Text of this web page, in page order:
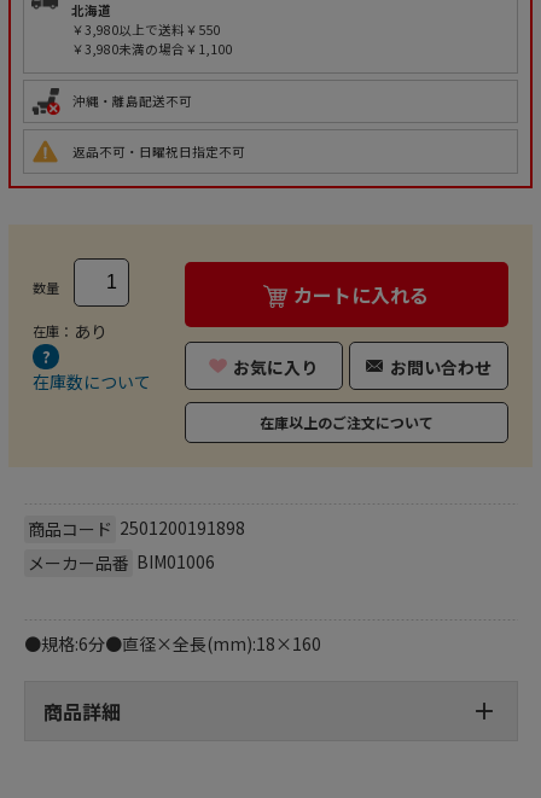
北海道
￥3,980以上で送料￥550
￥3,980未満の場合￥1,100
沖縄・離島配送不可
返品不可・日曜祝日指定不可
数量
在庫： あり
在庫数について
カートに入れる
お気に入り お問い合わせ
在庫以上のご注文について
商品コード 2501200191898
メーカー品番 BIM01006
●規格:6分●直径×全長(mm):18×160
商品詳細